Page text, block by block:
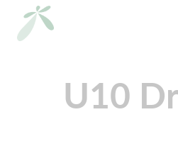
U10